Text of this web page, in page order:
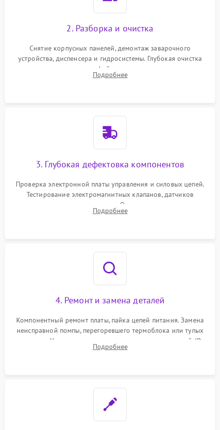
2. Разборка и очистка
Снятие корпусных панелей, демонтаж заварочного
устройства, диспенсера и гидросистемы. Глубокая очистка
внутренних узлов от кофейных масел, жмыха и накипи.
Промывка дренажных каналов и фильтров с использованием
Подробнее
3. Глубокая дефектовка компонентов
Проверка электронной платы управления и силовых цепей.
Тестирование электромагнитных клапанов, датчиков
температуры и расходомера. Оценка степени износа
жерновов кофемолки, уплотнительных колец гидросистемы
Подробнее
4. Ремонт и замена деталей
Компонентный ремонт платы, пайка цепей питания. Замена
неисправной помпы, перегоревшего термоблока или тупых
жерновов. Установка новых силиконовых уплотнителей (O-
ring) и тефлоновых трубок для надежного устранения
Подробнее